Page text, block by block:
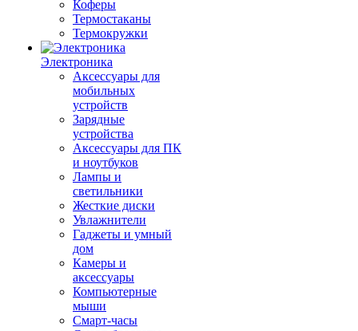
Коферы
Термостаканы
Термокружки
Электроника
Аксессуары для
мобильных
устройств
Зарядные
устройства
Аксессуары для ПК
и ноутбуков
Лампы и
светильники
Жесткие диски
Увлажнители
Гаджеты и умный
дом
Камеры и
аксессуары
Компьютерные
мыши
Смарт-часы